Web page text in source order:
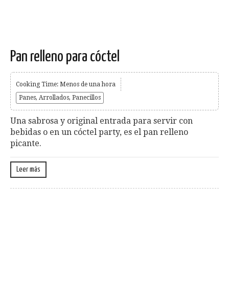
Pan relleno para cóctel
Cooking Time: Menos de una hora
Panes, Arrollados, Panecillos
Una sabrosa y original entrada para servir con
bebidas o en un cóctel party, es el pan relleno
picante.
Leer más